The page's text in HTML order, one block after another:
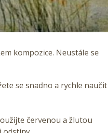
kompozice. Neustále se
se snadno a rychle naučit
červenou a žlutou